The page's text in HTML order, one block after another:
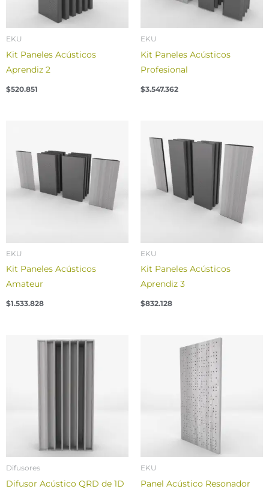
EKU
Kit Paneles Acústicos
Aprendiz 2
$520.851
EKU
Kit Paneles Acústicos
Profesional
$3.547.362
EKU
Kit Paneles Acústicos
Amateur
$1.533.828
EKU
Kit Paneles Acústicos
Aprendiz 3
$832.128
Difusores
Difusor Acústico QRD de 1D
EKU
Panel Acústico Resonador